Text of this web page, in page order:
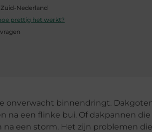
Nederland
prettig het werkt?
onverwacht binnendringt.
na een flinke bui. Of dakpannen die
na een storm. Het zijn problemen